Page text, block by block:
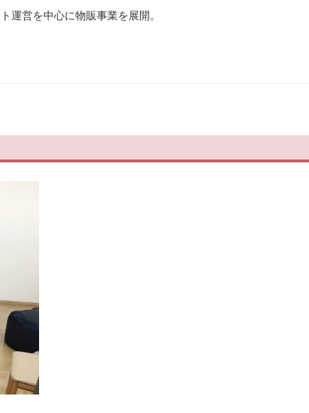
運営を中心に物販事業を展開。